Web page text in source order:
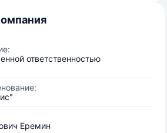
ответственностью
Еремин